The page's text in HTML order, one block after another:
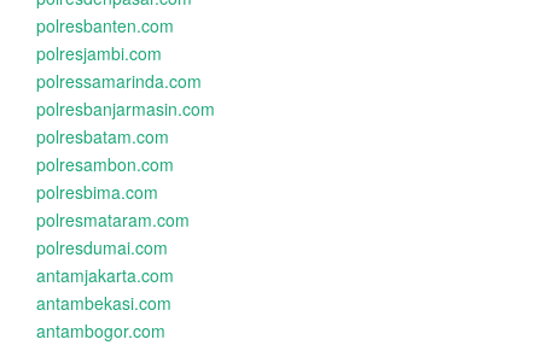
polresbanten.com
polresjambi.com
polressamarinda.com
polresbanjarmasin.com
polresbatam.com
polresambon.com
polresbima.com
polresmataram.com
polresdumai.com
antamjakarta.com
antambekasi.com
antambogor.com